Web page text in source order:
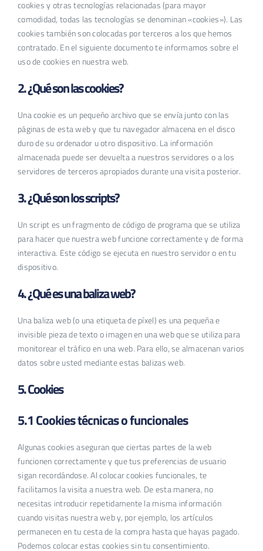
cookies y otras tecnologías relacionadas (para mayor
comodidad, todas las tecnologías se denominan «cookies»). Las
cookies también son colocadas por terceros a los que hemos
contratado. En el siguiente documento te informamos sobre el
uso de cookies en nuestra web.
2. ¿Qué son las cookies?
Una cookie es un pequeño archivo que se envía junto con las
páginas de esta web y que tu navegador almacena en el disco
duro de su ordenador u otro dispositivo. La información
almacenada puede ser devuelta a nuestros servidores o a los
servidores de terceros apropiados durante una visita posterior.
3. ¿Qué son los scripts?
Un script es un fragmento de código de programa que se utiliza
para hacer que nuestra web funcione correctamente y de forma
interactiva. Este código se ejecuta en nuestro servidor o en tu
dispositivo.
4. ¿Qué es una baliza web?
Una baliza web (o una etiqueta de píxel) es una pequeña e
invisible pieza de texto o imagen en una web que se utiliza para
monitorear el tráfico en una web. Para ello, se almacenan varios
datos sobre usted mediante estas balizas web.
5. Cookies
5.1 Cookies técnicas o funcionales
Algunas cookies aseguran que ciertas partes de la web
funcionen correctamente y que tus preferencias de usuario
sigan recordándose. Al colocar cookies funcionales, te
facilitamos la visita a nuestra web. De esta manera, no
necesitas introducir repetidamente la misma información
cuando visitas nuestra web y, por ejemplo, los artículos
permanecen en tu cesta de la compra hasta que hayas pagado.
Podemos colocar estas cookies sin tu consentimiento.